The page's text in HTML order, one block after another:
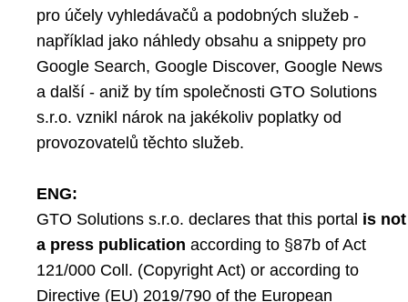
pro účely vyhledávačů a podobných služeb -
například jako náhledy obsahu a snippety pro
Google Search, Google Discover, Google News
a další - aniž by tím společnosti GTO Solutions
s.r.o. vznikl nárok na jakékoliv poplatky od
provozovatelů těchto služeb.
ENG:
GTO Solutions s.r.o. declares that this portal is not
a press publication according to §87b of Act
121/000 Coll. (Copyright Act) or according to
Directive (EU) 2019/790 of the European